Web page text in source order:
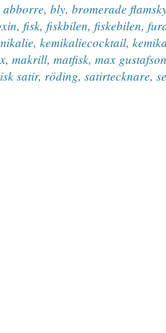
abborre, bly, bromerade
, fisk, fiskbilen, fiskebilen,
, kemikaliecocktail,
, makrill, matfisk, max gustafson
satir, röding, satirtecknare,